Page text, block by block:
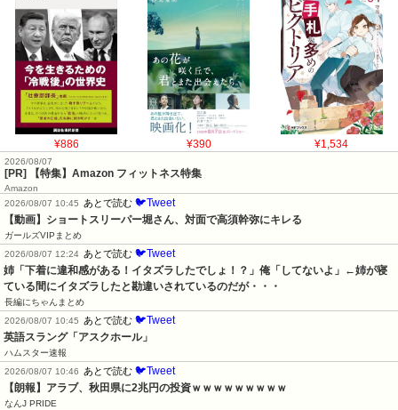
¥886 ¥390 ¥1,534
2026/08/07
[PR] 【特集】Amazon フィットネス特集
Amazon
2026/08/07 10:45
あとで読む 🐦Tweet
【動画】ショートスリーパー堀さん、対面で高須幹弥にキレる
ガールズVIPまとめ
2026/08/07 12:24 あとで読む 🐦Tweet
姉「下着に違和感がある！イタズラしたでしょ！？」俺「してないよ」←姉が寝
ている間にイタズラしたと勘違いされているのだが・・・
長編にちゃんまとめ
2026/08/07 10:45
あとで読む 🐦Tweet
英語スラング「アスクホール」
ハムスター速報
2026/08/07 10:46
あとで読む 🐦Tweet
【朗報】アラブ、秋田県に2兆円の投資ｗｗｗｗｗｗｗｗｗ
なんJ PRIDE